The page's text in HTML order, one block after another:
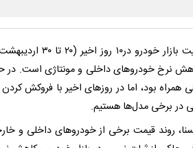
بررسی وضعیت بازار
نرخ خودروهای داخلی و مونتاژی است. در
در برخی مدل‌ها هستیم.
روند قیمت برخی از خودروهای داخلی و